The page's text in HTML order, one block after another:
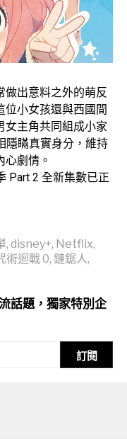
做出意料之外的萌反
位小女孩還與西國間
女主角共同組成小家
隱瞞真實身分，維持
劇情。
Part 2 全新集數已正
, disney+, Netflix,
術迴戰 0, 鏈鋸人,
話題，獨家特別企
訂閱